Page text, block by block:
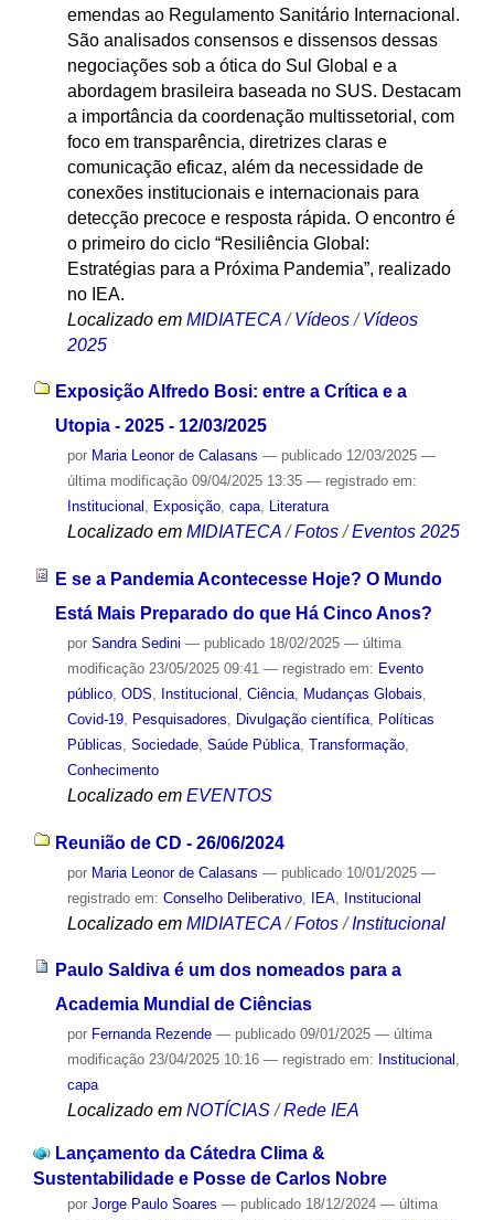
emendas ao Regulamento Sanitário Internacional.
São analisados consensos e dissensos dessas
negociações sob a ótica do Sul Global e a
abordagem brasileira baseada no SUS. Destacam
a importância da coordenação multissetorial, com
foco em transparência, diretrizes claras e
comunicação eficaz, além da necessidade de
conexões institucionais e internacionais para
detecção precoce e resposta rápida. O encontro é
o primeiro do ciclo “Resiliência Global:
Estratégias para a Próxima Pandemia”, realizado
no IEA.
Localizado em MIDIATECA /Vídeos /Vídeos
2025
Exposição Alfredo Bosi: entre a Crítica e a
Utopia - 2025 - 12/03/2025
por Maria Leonor de Calasans — publicado12/03/2025 —
última modificação09/04/2025 13:35 — registrado em:
Institucional , Exposição, capa, Literatura
Localizado em MIDIATECA /Fotos /Eventos 2025
E se a Pandemia Acontecesse Hoje? O Mundo
Está Mais Preparado do que Há Cinco Anos?
por Sandra Sedini — publicado18/02/2025 — última
modificação23/05/2025 09:41 — registrado em: Evento
público, ODS, Institucional , Ciência, Mudanças Globais,
Covid-19, Pesquisadores, Divulgação científica, Políticas
Públicas, Sociedade, Saúde Pública, Transformação,
Conhecimento
Localizado em EVENTOS
Reunião de CD - 26/06/2024
por Maria Leonor de Calasans — publicado10/01/2025 —
registrado em: Conselho Deliberativo, IEA, Institucional
Localizado em MIDIATECA /Fotos /Institucional
Paulo Saldiva é um dos nomeados para a
Academia Mundial de Ciências
por Fernanda Rezende — publicado09/01/2025 — última
modificação23/04/2025 10:16 — registrado em: Institucional ,
capa
Localizado em NOTÍCIAS /Rede IEA
Lançamento da Cátedra Clima &
Sustentabilidade e Posse de Carlos Nobre
por Jorge Paulo Soares — publicado18/12/2024 — última